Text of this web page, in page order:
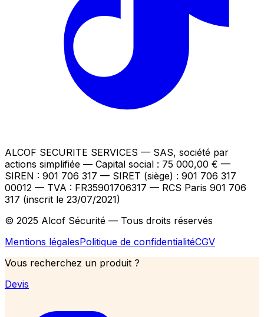
ALCOF SECURITE SERVICES — SAS, société par
actions simplifiée — Capital social : 75 000,00 € —
SIREN : 901 706 317 — SIRET (siège) : 901 706 317
00012 — TVA : FR35901706317 — RCS Paris 901 706
317 (inscrit le 23/07/2021)
© 2025 Alcof Sécurité — Tous droits réservés
Mentions légalesPolitique de confidentialitéCGV
Vous recherchez un produit ?
Devis